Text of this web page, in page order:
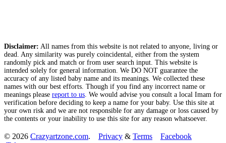
Disclaimer: All names from this website is not related to anyone, living or
dead. Any similarity was purely coincidental, either from the system
randomly pick and match or from user search input. This website is
intended solely for general information. We DO NOT guarantee the
accuracy of any listed baby name and its meanings. We collected these
names with our best efforts. Though if you find any incorrect name or
meanings please report to us . We would advise you consult a local Imam for
verification before deciding to keep a name for your baby. Use this site at
your own risk and we are not responsible for any damage or loss caused by
the contents or your inability to use this site for any reason whatsoever.
© 2026 Crazyartzone.com. Privacy & Terms
Facebook